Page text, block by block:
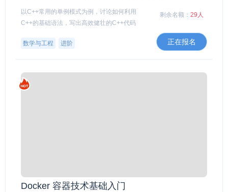
正在报名
以C++常用的单例模式为例，讨论如何利用
C++的基础语法，写出高效健壮的C++代码
数学与工程 进阶
剩余名额： 29人
Docker 容器技术基础入门